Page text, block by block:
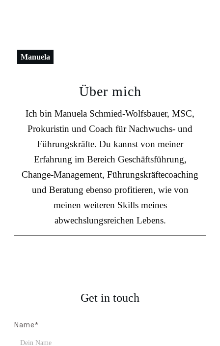
Manuela
Über mich
Ich bin Manuela Schmied-Wolfsbauer, MSC,
Prokuristin und Coach für Nachwuchs- und
Führungskräfte. Du kannst von meiner
Erfahrung im Bereich Geschäftsführung,
Change-Management, Führungskräftecoaching
und Beratung ebenso profitieren, wie von
meinen weiteren Skills meines
abwechslungsreichen Lebens.
Get in touch
Name*